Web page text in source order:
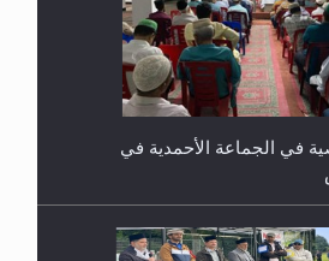
في الجماعة الأحمدية في